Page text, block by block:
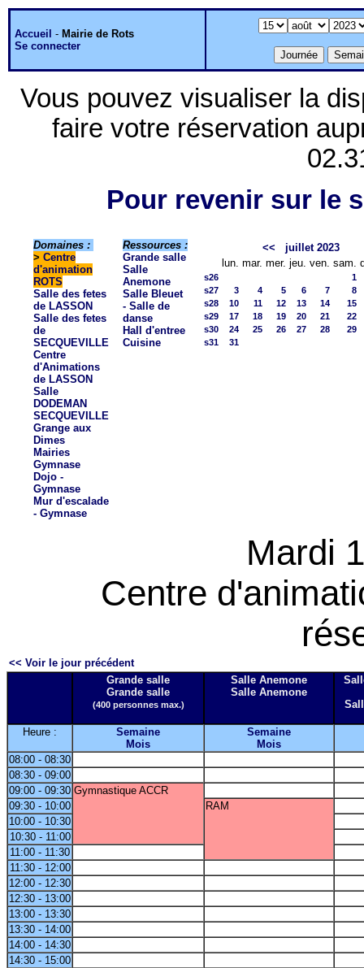
Accueil - Mairie de Rots
Se connecter
Vous pouvez visualiser la
faire votre réservation
Pour revenir sur le
Domaines :
> Centre
d'animation
ROTS
Salle des fetes
de LASSON
Salle des fetes
de
SECQUEVILLE
Centre
d'Animations
de LASSON
Salle
DODEMAN
SECQUEVILLE
Grange aux
Dimes
Mairies
Gymnase
Dojo -
Gymnase
Mur d'escalade
- Gymnase
Ressources :
Grande salle
Salle
Anemone
Salle Bleuet
- Salle de
danse
Hall d'entree
Cuisine
<<
juillet 2023
lun. mar. mer. jeu. ven. sam.
s26
1
s27
3 4 5 6 7
8
s28
10 11 12 13 14
15
s29
17 18 19 20 21
22
s30
24 25 26 27 28
29
s31
31
Mardi
Centre
<< Voir le jour précédent
Grande salle
Grande salle
(400 personnes max.)
Salle Anemone
Salle Anemone
Heure :
Semaine
Mois
Semaine
Mois
08:00 - 08:30
08:30 - 09:00
09:00 - 09:30 Gymnastique ACCR
09:30 - 10:00
RAM
10:00 - 10:30
10:30 - 11:00
11:00 - 11:30
11:30 - 12:00
12:00 - 12:30
12:30 - 13:00
13:00 - 13:30
13:30 - 14:00
14:00 - 14:30
14:30 - 15:00